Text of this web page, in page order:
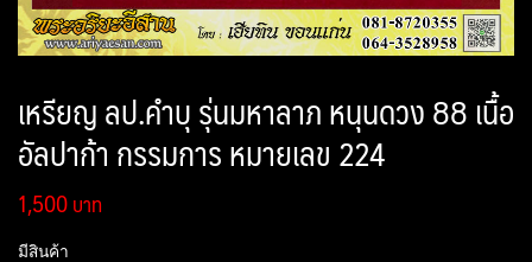
เหรียญ ลป.คำบุ รุ่นมหาลาภ หนุนดวง 88 เนื้อ
อัลปาก้า กรรมการ หมายเลข 224
1,500
มีสินค้า